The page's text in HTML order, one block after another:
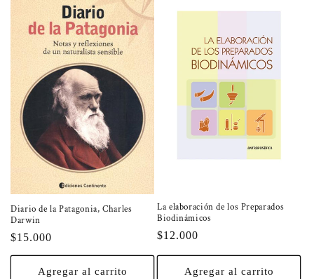
Diario de la Patagonia, Charles
Darwin
Precio
habitual
$15.000
Agregar al carrito
La elaboración de los Preparados
Biodinámicos
Precio
habitual
$12.000
Agregar al carrito